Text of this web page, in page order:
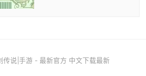
说|手游 - 最新官方 中文下载最新